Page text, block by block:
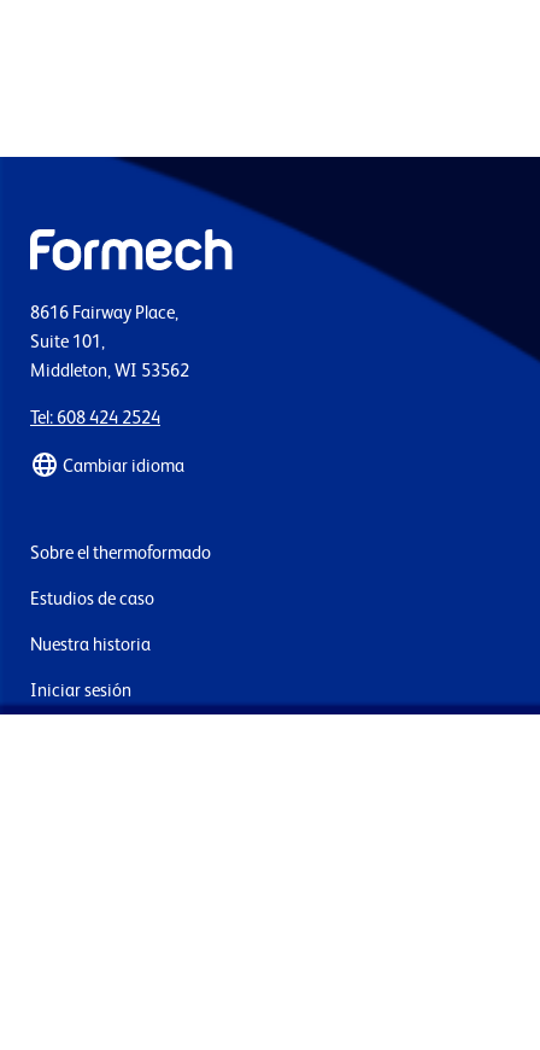
8616 Fairway Place,
Suite 101,
Middleton, WI 53562
Tel: 608 424 2524
Cambiar idioma
Sobre el thermoformado
Estudios de caso
Nuestra historia
Iniciar sesión